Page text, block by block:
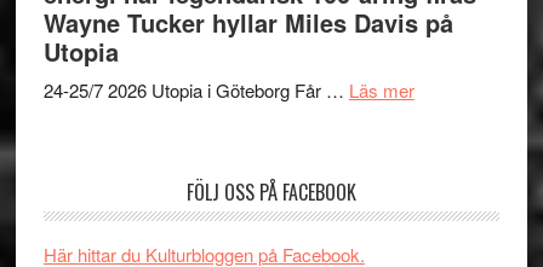
kan
någonsin
av
Queen
Wayne Tucker hyllar Miles Davis på
Utopia
24-25/7 2026 Utopia i Göteborg Får … Läs merom
FÖLJ OSS PÅ FACEBOOK
Här hittar du Kulturbloggen på Facebook.